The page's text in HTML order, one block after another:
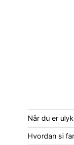
Når du er
Hvordan si